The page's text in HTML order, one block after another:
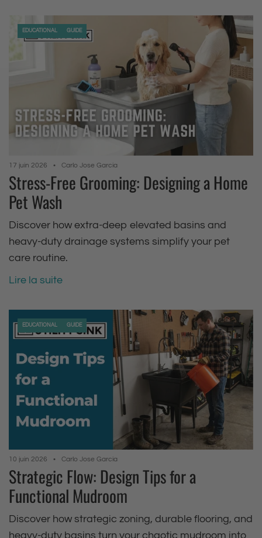
EDUCATIONAL GUIDE
17 juin 2026 Carlo Jose Garcia
Stress-Free Grooming: Designing a Home
Pet Wash
Discover how extra-deep elevated basins and
heavy-duty drainage systems simplify your pet
care routine.
Lire la suite
EDUCATIONAL GUIDE
10 juin 2026 Carlo Jose Garcia
Strategic Flow: Design Tips for a
Functional Mudroom
Discover how strategic zoning, durable flooring, and
heavy-duty basins turn your chaotic mudroom into